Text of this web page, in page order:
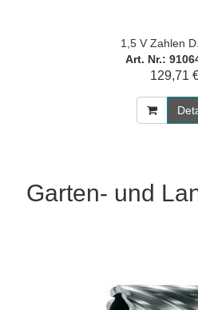
1,5 V Zahlen
Art. Nr.:
129,71
Garten- und